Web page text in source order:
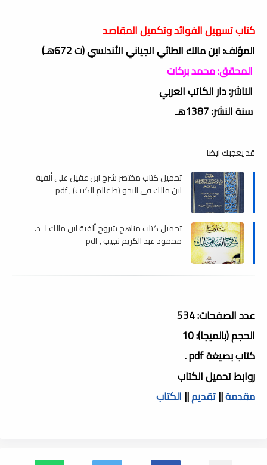
كتاب تسهيل الفوائد وتكميل المقاصد
المؤلف: ابن مالك الطائي الجياني الأندلسي (ت 672هـ)
المحقق: محمد بركات
الناشر: دار الكاتب العربي
سنة النشر: 1387هـ
قد يعجبك ايضا
تحميل كتاب مختصر شرح ابن عقيل على ألفية
ابن مالك في النحو (ط عالم الكتب) , pdf
تحميل كتاب مناهج شروح ألفية ابن مالك لـ د.
محمود عبد الكريم نجيب , pdf
عدد الصفحات: 534
الحجم (بالميجا): 10
كتاب بصيغة pdf .
روابط تحميل الكتاب
مقدمة||تقديم||الكتاب